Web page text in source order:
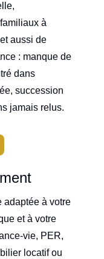
à
aussi de
: manque de
dans
succession
jamais relus.
adaptée à votre
et à votre
vie, PER,
locatif ou